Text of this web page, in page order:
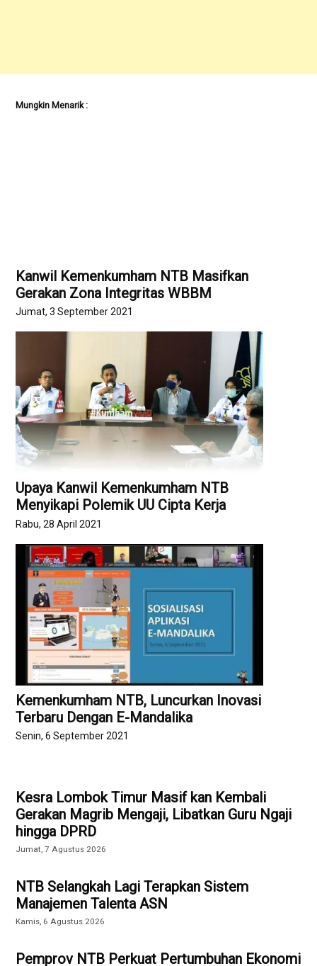
Mungkin Menarik :
Kanwil Kemenkumham NTB Masifkan
Gerakan Zona Integritas WBBM
Jumat, 3 September 2021
Upaya Kanwil Kemenkumham NTB
Menyikapi Polemik UU Cipta Kerja
Rabu, 28 April 2021
Kemenkumham NTB, Luncurkan Inovasi
Terbaru Dengan E-Mandalika
Senin, 6 September 2021
Kesra Lombok Timur Masif kan Kembali
Gerakan Magrib Mengaji, Libatkan Guru Ngaji
hingga DPRD
Jumat, 7 Agustus 2026
NTB Selangkah Lagi Terapkan Sistem
Manajemen Talenta ASN
Kamis, 6 Agustus 2026
Pemprov NTB Perkuat Pertumbuhan Ekonomi